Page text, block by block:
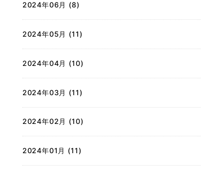
2024年06月 (8)
2024年05月 (11)
2024年04月 (10)
2024年03月 (11)
2024年02月 (10)
2024年01月 (11)